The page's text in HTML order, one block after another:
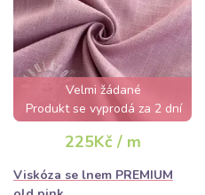
Velmi žádané
Produkt se vyprodá za 2 dní
225Kč / m
Viskóza se lnem PREMIUM